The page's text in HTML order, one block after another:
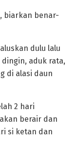
biarkan benar-
dulu lalu
aduk rata,
di alasi daun
2 hari
berair dan
si ketan dan